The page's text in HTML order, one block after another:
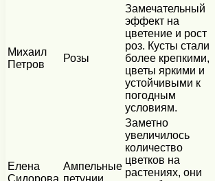
Михаил
Петров
Розы
Замечательный
эффект на
цветение и рост
роз. Кусты стали
более крепкими,
цветы яркими и
устойчивыми к
погодным
условиям.
Елена
Сидорова
Ампельные
петунии
Заметно
увеличилось
количество
цветков на
растениях, они